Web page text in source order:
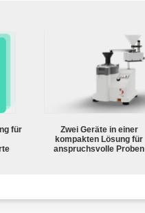
für
Zwei Geräte in einer
kompakten Lösung für
anspruchsvolle Proben